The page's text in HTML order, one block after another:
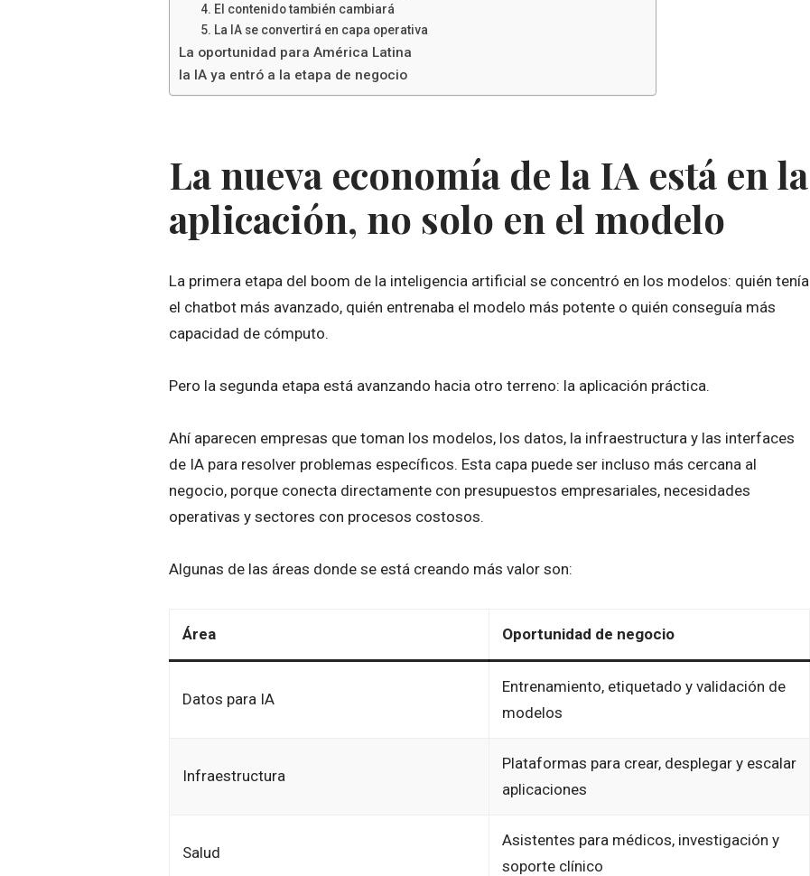
4. El contenido también cambiará
5. La IA se convertirá en capa operativa
La oportunidad para América Latina
la IA ya entró a la etapa de negocio
La nueva economía de la IA está en la
aplicación, no solo en el modelo
La primera etapa del boom de la inteligencia artificial se concentró en los modelos: quién tenía
el chatbot más avanzado, quién entrenaba el modelo más potente o quién conseguía más
capacidad de cómputo.
Pero la segunda etapa está avanzando hacia otro terreno: la aplicación práctica.
Ahí aparecen empresas que toman los modelos, los datos, la infraestructura y las interfaces
de IA para resolver problemas específicos. Esta capa puede ser incluso más cercana al
negocio, porque conecta directamente con presupuestos empresariales, necesidades
operativas y sectores con procesos costosos.
Algunas de las áreas donde se está creando más valor son:
Área Oportunidad de negocio
Datos para IA
Entrenamiento, etiquetado y validación de
modelos
Infraestructura
Plataformas para crear, desplegar y escalar
aplicaciones
Salud
Asistentes para médicos, investigación y
soporte clínico